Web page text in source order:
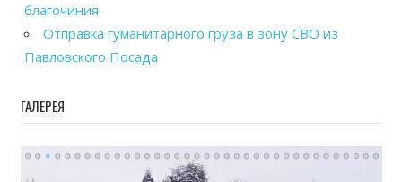
благочиния
Отправка гуманитарного груза в зону СВО из
Павловского Посада
ГАЛЕРЕЯ